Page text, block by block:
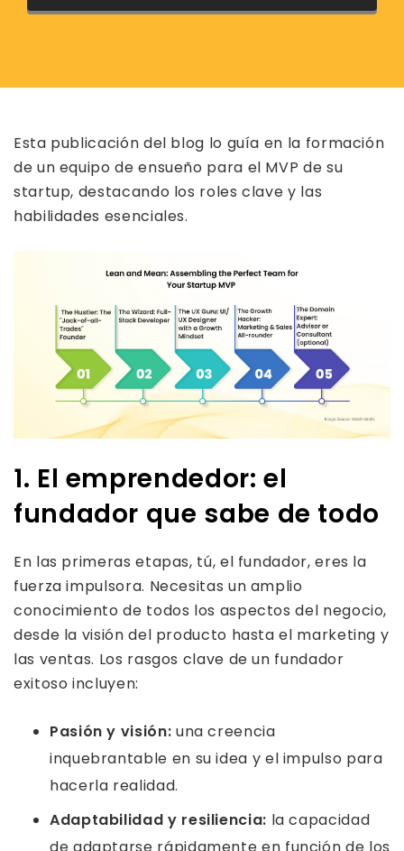
Esta publicación del blog lo guía en la formación
de un equipo de ensueño para el MVP de su
startup, destacando los roles clave y las
habilidades esenciales.
1. El emprendedor: el
fundador que sabe de todo
En las primeras etapas, tú, el fundador, eres la
fuerza impulsora. Necesitas un amplio
conocimiento de todos los aspectos del negocio,
desde la visión del producto hasta el marketing y
las ventas. Los rasgos clave de un fundador
exitoso incluyen:
Pasión y visión: una creencia
inquebrantable en su idea y el impulso para
hacerla realidad.
Adaptabilidad y resiliencia: la capacidad
de adaptarse rápidamente en función de los